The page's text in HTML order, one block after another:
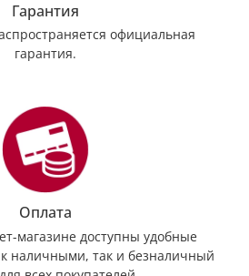
Гарантия
официальная
гарантия.
Оплата
магазине доступны удобные
наличными, так и безналичный